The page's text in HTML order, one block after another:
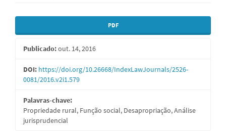
Barra
lateral
de
artigos
PDF
Publicado:out. 14, 2016
DOI: https://doi.org/10.26668/IndexLawJournals/2526-
0081/2016.v2i1.579
Palavras-chave:
Propriedade rural, Função social, Desapropriação, Análise
jurisprudencial